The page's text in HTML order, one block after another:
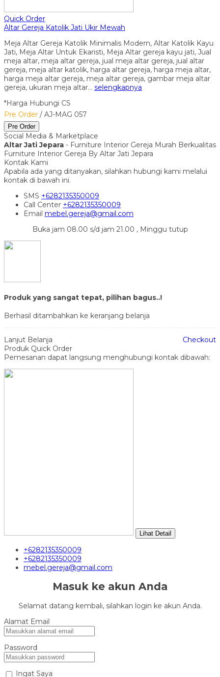
Quick Order
Altar Gereja Katolik Jati Ukir Mewah
Meja Altar Gereja Katolik Minimalis Modern, Altar Katolik Kayu
Jati, Meja Altar Untuk Ekaristi, Meja Altar gereja kayu jati, Jual
meja altar, meja altar gereja, jual meja altar gereja, jual altar
gereja, meja altar katolik, harga altar gereja, harga meja altar,
harga meja altar gereja, meja altar gereja, gambar meja altar
gereja, ukuran meja altar… selengkapnya
*Harga Hubungi CS
Pre Order / AJ-MAG 057
Pre Order
Social Media & Marketplace
Altar Jati Jepara - Furniture Interior Gereja Murah Berkualitas
Furniture Interior Gereja By Altar Jati Jepara
Kontak Kami
Apabila ada yang ditanyakan, silahkan hubungi kami melalui
kontak di bawah ini.
SMS +6282135350009
Call Center +6282135350009
Email mebel.gereja@gmail.com
Buka jam 08.00 s/d jam 21.00 , Minggu tutup
Produk yang sangat tepat, pilihan bagus..!
Berhasil ditambahkan ke keranjang belanja
Lanjut Belanja
Checkout
Produk Quick Order
Pemesanan dapat langsung menghubungi kontak dibawah:
Lihat Detail
+6282135350009
+6282135350009
mebel.gereja@gmail.com
Masuk ke akun Anda
Selamat datang kembali, silahkan login ke akun Anda.
Alamat Email
Password
Ingat Saya